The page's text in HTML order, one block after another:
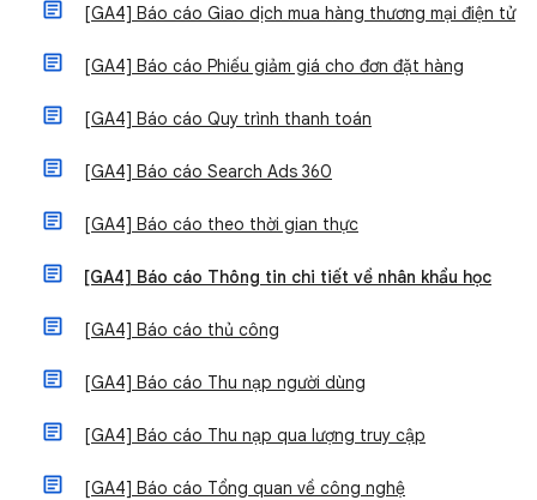
[GA4] Báo cáo Giao dịch mua hàng thương mại điện tử
[GA4] Báo cáo Phiếu giảm giá cho đơn đặt hàng
[GA4] Báo cáo Quy trình thanh toán
[GA4] Báo cáo Search Ads 360
[GA4] Báo cáo theo thời gian thực
[GA4] Báo cáo Thông tin chi tiết về nhân khẩu học
[GA4] Báo cáo thủ công
[GA4] Báo cáo Thu nạp người dùng
[GA4] Báo cáo Thu nạp qua lượng truy cập
[GA4] Báo cáo Tổng quan về công nghệ